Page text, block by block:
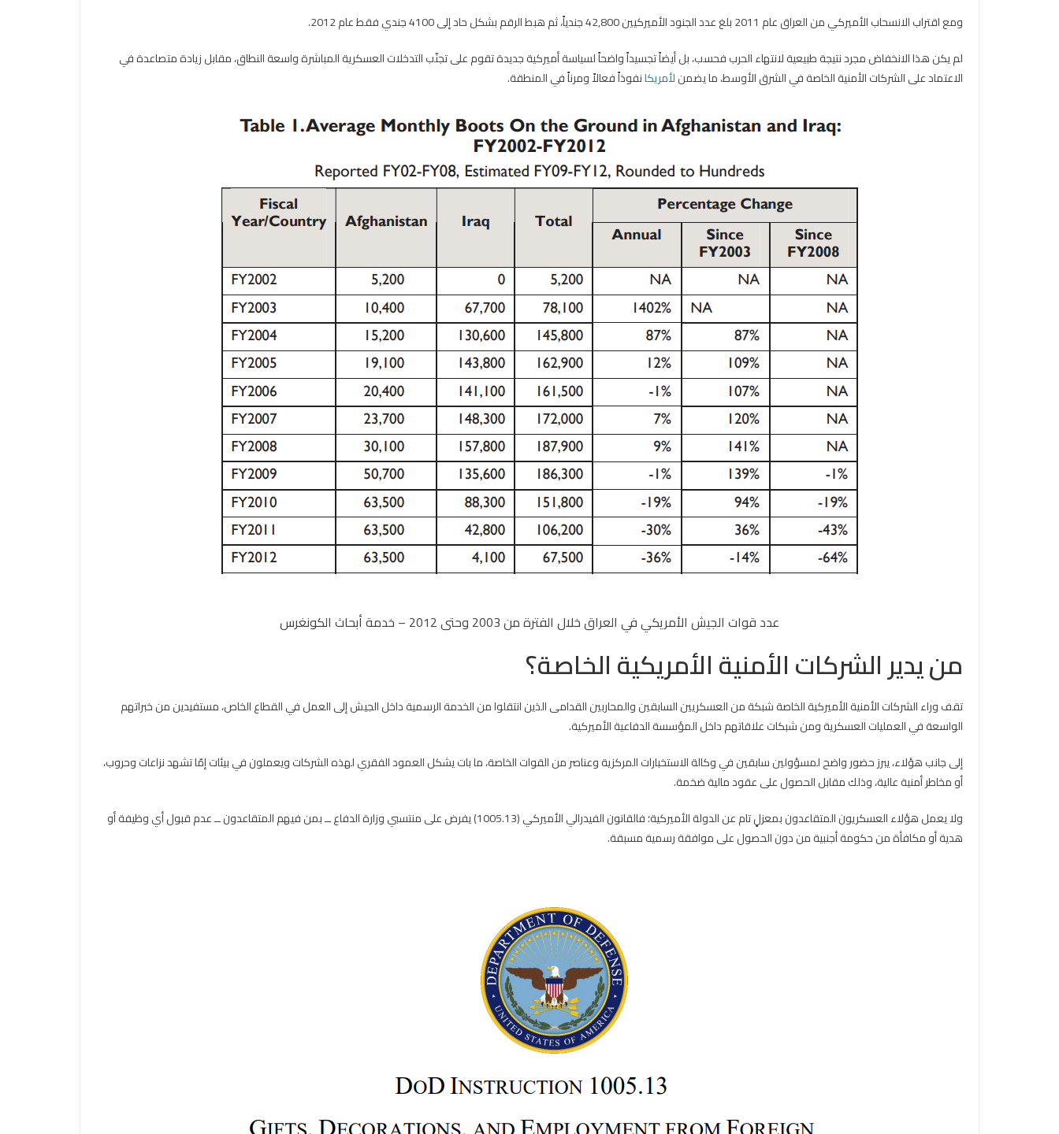
ومع اقتراب الانسحاب الأميركي من العراق عام 2011 بلغ عدد الجنود الأميركيين 42,800 جندياً، ثم هبط الرقم بشكل حاد إلى 4100 جندي فقط عام 2012.
لم يكن هذا الانخفاض مجرد نتيجة طبيعية لانتهاء الحرب فحسب، بل أيضاً تجسيداً واضحاً لسياسة أميركية جديدة تقوم على تجنّب التدخلات العسكرية المباشرة واسعة النطاق، مقابل زيادة متصاعدة في
الاعتماد على الشركات الأمنية الخاصة في الشرق الأوسط، ما يضمنلأمريكانفوذاً فعالاً ومرناً في المنطقة.
عدد قوات الجيش الأمريكي في العراق خلال الفترة من 2003 وحتى 2012 – خدمة أبحاث الكونغرس
من يدير الشركات الأمنية الأمريكية الخاصة؟
تقف وراء الشركات الأمنية الأميركية الخاصة شبكة من العسكريين السابقين والمحاربين القدامى الذين انتقلوا من الخدمة الرسمية داخل الجيش إلى العمل في القطاع الخاص، مستفيدين من خبراتهم
الواسعة في العمليات العسكرية ومن شبكات علاقاتهم داخل المؤسسة الدفاعية الأميركية.
إلى جانب هؤلاء، يبرز حضور واضح لمسؤولين سابقين في وكالة الاستخبارات المركزية وعناصر من القوات الخاصة، ما بات يشكل العمود الفقري لهذه الشركات ويعملون في بيئات إمّا تشهد نزاعات وحروب،
أو مخاطر أمنية عالية، وذلك مقابل الحصول على عقود مالية ضخمة.
ولا يعمل هؤلاء العسكريون المتقاعدون بمعزلٍ تام عن الدولة الأميركية؛ فالقانون الفيدرالي الأميركي (1005.13) يفرض على منتسبي وزارة الدفاع ــ بمن فيهم المتقاعدون ــ عدم قبول أي وظيفة أو
هدية أو مكافأة من حكومة أجنبية من دون الحصول على موافقة رسمية مسبقة.